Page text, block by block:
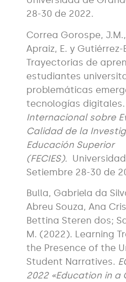
28-30 de 2022.
Correa Gorospe,
Apraiz, E. y
Trayectorias de
estudiantes
problemáticas
tecnologías digitales.
Internacional sobre
Calidad de la
Educación Superior
(FECIES).
Setiembre 28-30 de
Bulla, Gabriela da
Abreu Souza, Ana
Bettina Steren dos;
M. (2022). Learning
the Presence of the
Student Narratives.
2022 «Education in a